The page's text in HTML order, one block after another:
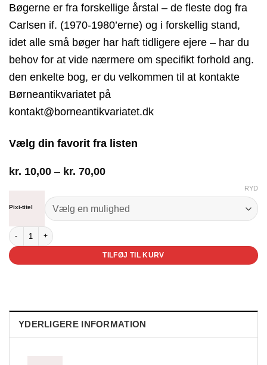
Bøgerne er fra forskellige årstal – de fleste dog fra
Carlsen if. (1970-1980’erne) og i forskellig stand,
idet alle små bøger har haft tidligere ejere – har du
behov for at vide nærmere om specifikt forhold ang.
den enkelte bog, er du velkommen til at kontakte
Børneantikvariatet på
kontakt@borneantikvariatet.dk
Vælg din favorit fra listen
kr. 10,00 – kr. 70,00Prisinterval:
kr. 70,00
Pixi-titel
RYD
Gode Pixi-bøger nr. 750-799 antal
TILFØJ TIL KURV
YDERLIGERE INFORMATION